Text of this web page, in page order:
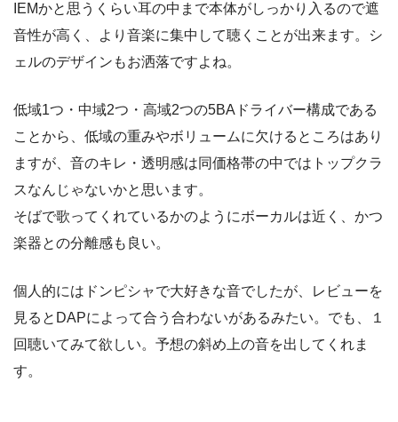
IEMかと思うくらい耳の中まで本体がしっかり入るので遮
音性が高く、より音楽に集中して聴くことが出来ます。シ
ェルのデザインもお洒落ですよね。
低域1つ・中域2つ・高域2つの5BAドライバー構成である
ことから、低域の重みやボリュームに欠けるところはあり
ますが、音のキレ・透明感は同価格帯の中ではトップクラ
スなんじゃないかと思います。
そばで歌ってくれているかのようにボーカルは近く、かつ
楽器との分離感も良い。
個人的にはドンピシャで大好きな音でしたが、レビューを
見るとDAPによって合う合わないがあるみたい。でも、１
回聴いてみて欲しい。予想の斜め上の音を出してくれま
す。